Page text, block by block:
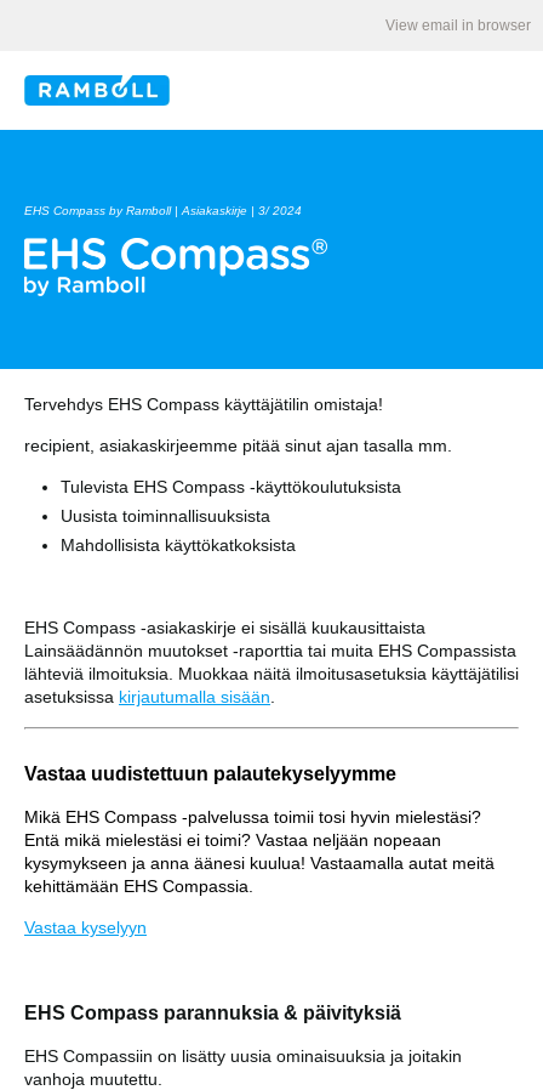
View email in browser
EHS Compass by Ramboll | Asiakaskirje | 3/ 2024
Tervehdys EHS Compass käyttäjätilin omistaja!
recipient, asiakaskirjeemme pitää sinut ajan tasalla mm.
Tulevista EHS Compass -käyttökoulutuksista
Uusista toiminnallisuuksista
Mahdollisista käyttökatkoksista
EHS Compass -asiakaskirje ei sisällä kuukausittaista
Lainsäädännön muutokset -raporttia tai muita EHS Compassista
lähteviä ilmoituksia. Muokkaa näitä ilmoitusasetuksia käyttäjätilisi
asetuksissa kirjautumalla sisään
Vastaa uudistettuun palautekyselyymme
Mikä EHS Compass -palvelussa toimii tosi hyvin mielestäsi?
Entä mikä mielestäsi ei toimi? Vastaa neljään nopeaan
kysymykseen ja anna äänesi kuulua! Vastaamalla autat meitä
kehittämään EHS Compassia.
Vastaa kyselyyn
EHS Compass parannuksia & päivityksiä
EHS Compassiin on lisätty uusia ominaisuuksia ja joitakin
vanhoja muutettu.